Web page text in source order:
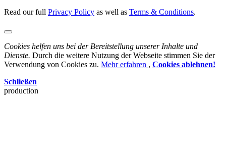
Read our full Privacy Policy as well as Terms & Conditions.
Cookies helfen uns bei der Bereitstellung unserer Inhalte und
Dienste. Durch die weitere Nutzung der Webseite stimmen Sie der
Verwendung von Cookies zu. Mehr erfahren , Cookies ablehnen!
Schließen
production